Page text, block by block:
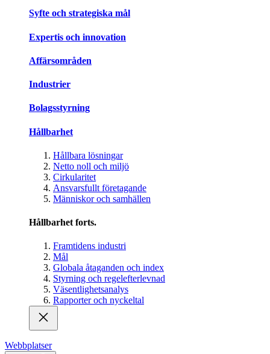
Syfte och strategiska mål
Expertis och innovation
Affärsområden
Industrier
Bolagsstyrning
Hållbarhet
Hållbara lösningar
Netto noll och miljö
Cirkularitet
Ansvarsfullt företagande
Människor och samhällen
Hållbarhet forts.
Framtidens industri
Mål
Globala åtaganden och index
Styrning och regelefterlevnad
Väsentlighetsanalys
Rapporter och nyckeltal
Webbplatser